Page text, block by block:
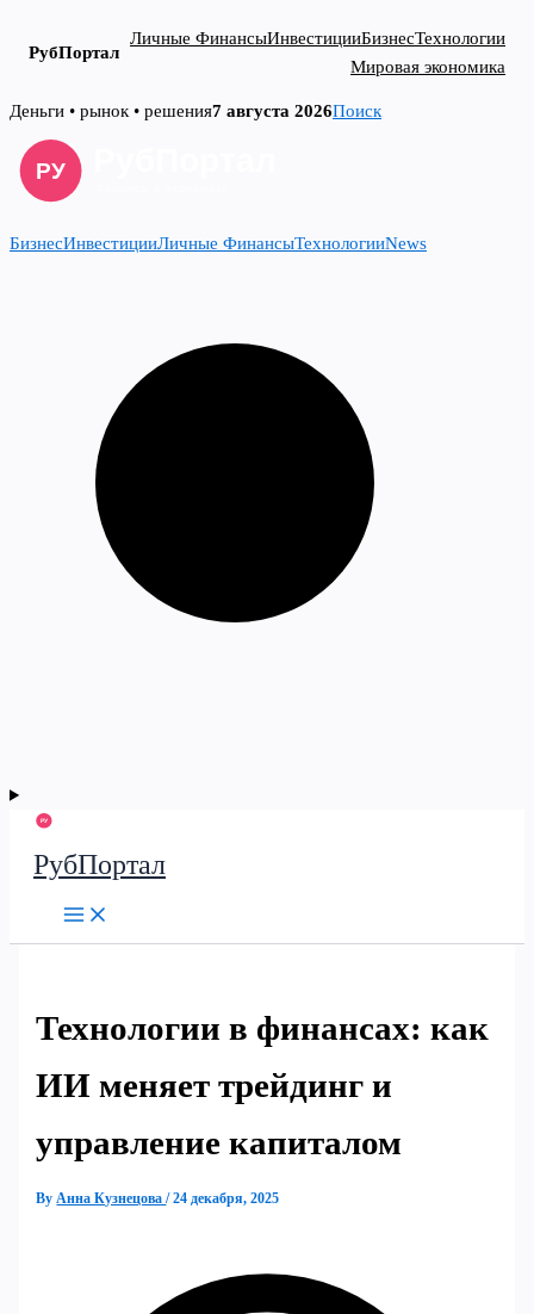
РубПортал
Личные ФинансыИнвестицииБизнесТехнологии
Мировая экономика
Skip
content
Деньги • рынок • решения7 августа 2026Поиск
БизнесИнвестицииЛичные ФинансыТехнологииNews
РубПортал
Технологии в финансах: как
ИИ меняет трейдинг и
управление капиталом
ByАнна Кузнецова/24 декабря, 2025